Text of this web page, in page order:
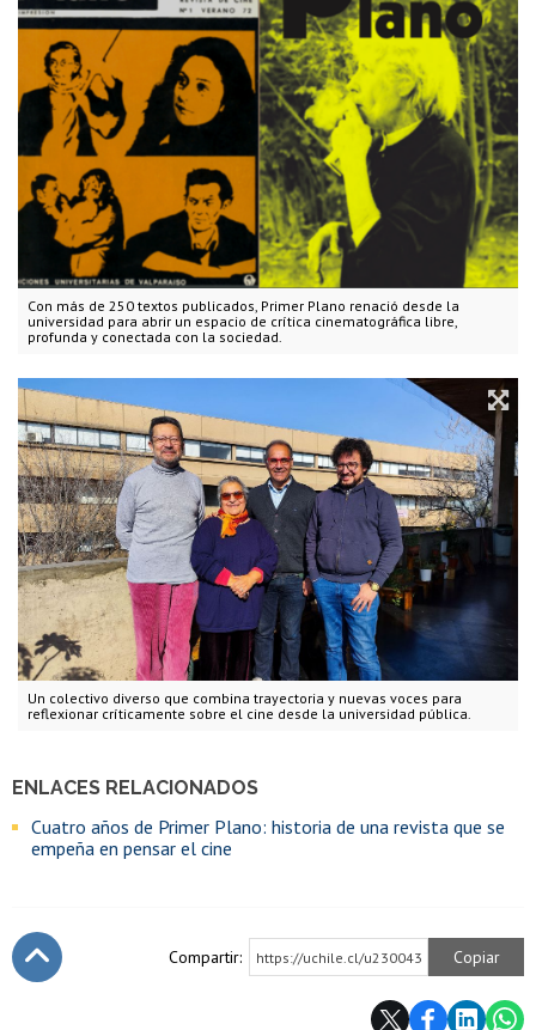
Con más de 250 textos publicados, Primer Plano renació desde la
universidad para abrir un espacio de crítica cinematográfica libre,
profunda y conectada con la sociedad.
Un colectivo diverso que combina trayectoria y nuevas voces para
reflexionar críticamente sobre el cine desde la universidad pública.
ENLACES RELACIONADOS
Cuatro años de Primer Plano: historia de una revista que se
empeña en pensar el cine
Compartir: https://uchile.cl/u230043 Copiar